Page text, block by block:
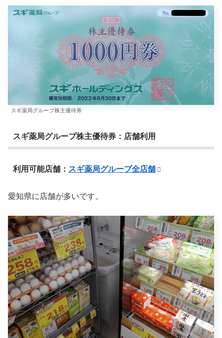
スギ薬局グループ株主優待券
スギ薬局グループ株主優待券：店舗利用
利用可能店舗： スギ薬局グループ全店舗
愛知県に店舗が多いです。